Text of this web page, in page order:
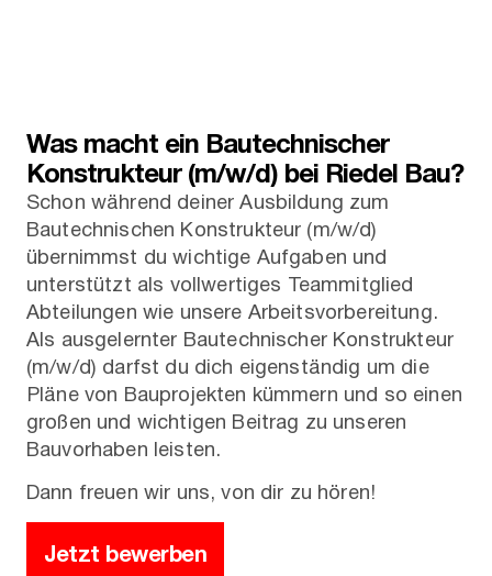
Was macht ein Bautechnischer
Konstrukteur (m/w/d) bei Riedel Bau?
Schon während deiner Ausbildung zum
Bautechnischen Konstrukteur (m/w/d)
übernimmst du wichtige Aufgaben und
unterstützt als vollwertiges Teammitglied
Abteilungen wie unsere Arbeitsvorbereitung.
Als ausgelernter Bautechnischer Konstrukteur
(m/w/d) darfst du dich eigenständig um die
Pläne von Bauprojekten kümmern und so einen
großen und wichtigen Beitrag zu unseren
Bauvorhaben leisten.
Dann freuen wir uns, von dir zu hören!
Jetzt bewerben